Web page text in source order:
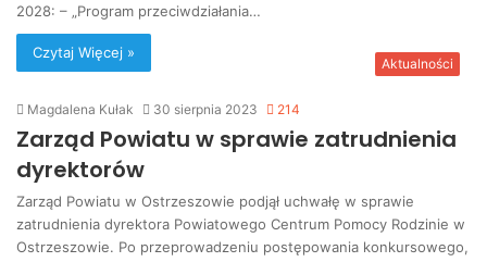
2028: – „Program przeciwdziałania…
Czytaj Więcej »
Aktualności
Magdalena Kułak 30 sierpnia 2023 214
Zarząd Powiatu w sprawie zatrudnienia
dyrektorów
Zarząd Powiatu w Ostrzeszowie podjął uchwałę w sprawie
zatrudnienia dyrektora Powiatowego Centrum Pomocy Rodzinie w
Ostrzeszowie. Po przeprowadzeniu postępowania konkursowego,